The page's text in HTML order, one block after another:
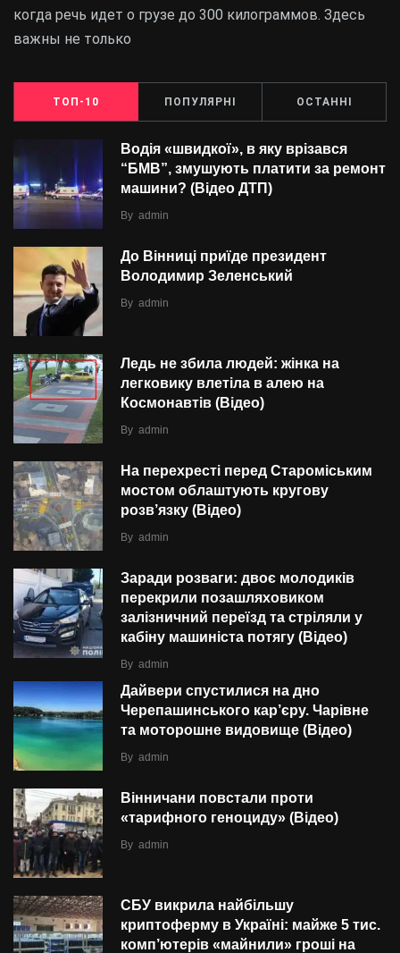
когда речь идет о грузе до 300 килограммов. Здесь
важны не только
ТОП-10 ПОПУЛЯРНІ ОСТАННІ
Водія «швидкої», в яку врізався
“БMВ”, змушують платити за ремонт
машини? (Відео ДТП)
By admin
До Вінниці приїде президент
Володимир Зеленський
By admin
Ледь не збила людей: жінка на
легковику влетіла в алею на
Космонавтів (Відео)
By admin
На перехресті перед Староміським
мостом облаштують кругову
розв’язку (Відео)
By admin
Заради розваги: двоє молодиків
перекрили позашляховиком
залізничний переїзд та стріляли у
кабіну машиніста потягу (Відео)
By admin
Дайвери спустилися на дно
Черепашинського кар’єру. Чарівне
та моторошне видовище (Відео)
By admin
Вінничани повстали проти
«тарифного геноциду» (Відео)
By admin
СБУ викрила найбільшу
криптоферму в Україні: майже 5 тис.
комп’ютерів «майнили» гроші на